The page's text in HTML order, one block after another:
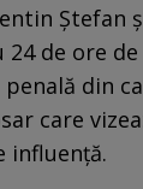
Ștefan
de ore
din
care
influență.